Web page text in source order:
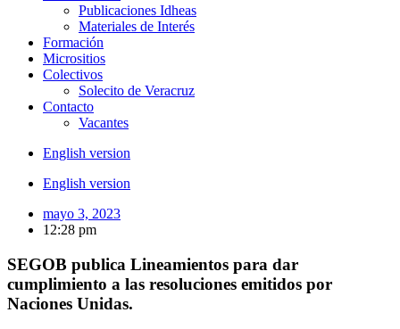
Publicaciones Idheas
Materiales de Interés
Formación
Micrositios
Colectivos
Solecito de Veracruz
Contacto
Vacantes
English version
English version
mayo 3, 2023
12:28 pm
SEGOB publica Lineamientos para dar
cumplimiento a las resoluciones emitidos por
Naciones Unidas.